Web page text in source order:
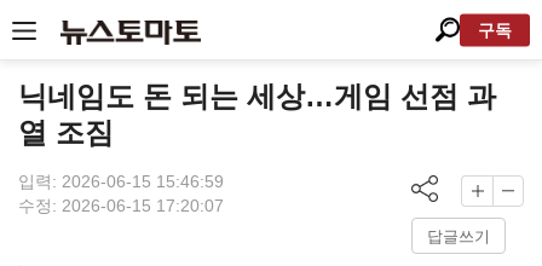
구독
닉네임도 돈 되는 세상…게임 선점 과
열 조짐
입력: 2026-06-15 15:46:59
수정: 2026-06-15 17:20:07
답글쓰기